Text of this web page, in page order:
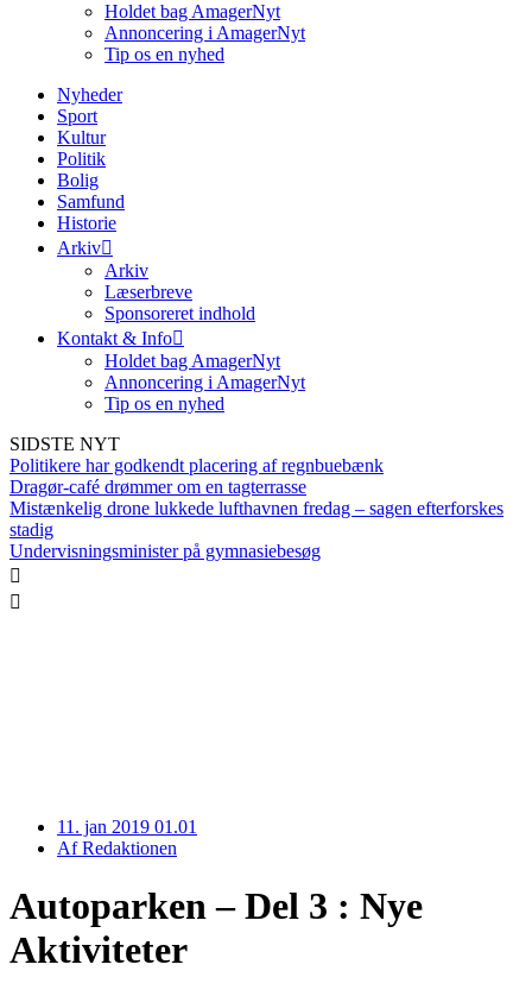
Holdet bag AmagerNyt
Annoncering i AmagerNyt
Tip os en nyhed
Nyheder
Sport
Kultur
Politik
Bolig
Samfund
Historie
Arkiv
Arkiv
Læserbreve
Sponsoreret indhold
Kontakt & Info
Holdet bag AmagerNyt
Annoncering i AmagerNyt
Tip os en nyhed
SIDSTE NYT
Politikere har godkendt placering af regnbuebænk
Dragør-café drømmer om en tagterrasse
Mistænkelig drone lukkede lufthavnen fredag – sagen efterforskes
stadig
Undervisningsminister på gymnasiebesøg
11. jan 2019 01.01
AfRedaktionen
Autoparken – Del 3 : Nye
Aktiviteter